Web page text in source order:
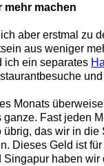
mehr machen
aber erstmal zu
aus weniger
ich ein separates
Monats
ganze. Fast jeden
übrig, das wir in
Dieses Geld ist
Singapur haben